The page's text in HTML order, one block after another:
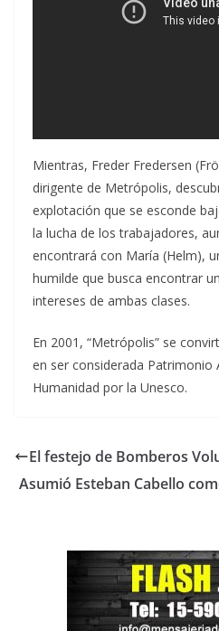
Mientras, Freder Fredersen
dirigente de Metrópolis,
explotación que se esconde
la lucha de los trabajadores,
encontrará con María (Helm),
humilde que busca encontrar
intereses de ambas clases.
En 2001, “Metrópolis” se
en ser considerada Patrimonio
Humanidad por la Unesco.
El festejo de Bomberos
Asumió Esteban Cabello